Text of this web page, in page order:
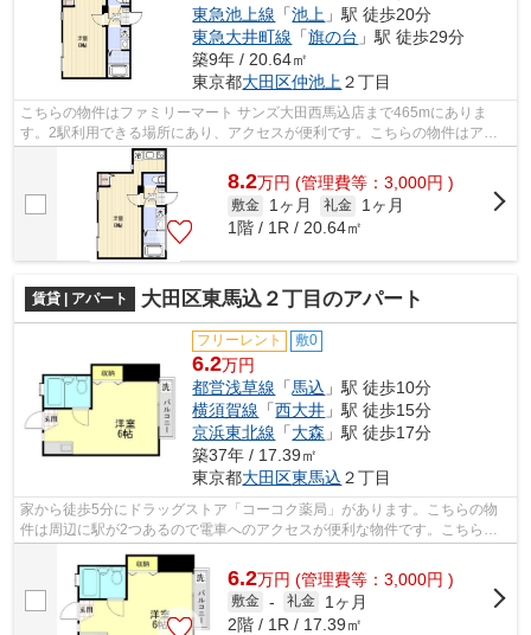
東急池上線 「池上 」駅 徒歩20分
東急大井町線 「旗の台 」駅 徒歩29分
築9年 / 20.64㎡
東京都大田区仲池上 ２丁目
こちらの物件はファミリーマート サンズ大田西馬込店まで465mにありま
す。2駅利用できる場所にあり、アクセスが便利です。こちらの物件はアパ
ートです。朝に慌てることなく行動するた...
8.2万円 (管理費等：3,000円 )
敷金 1ヶ月 礼金
1ヶ月
1階 / 1R / 20.64㎡
賃貸 | アパート 大田区東馬込２丁目のアパート
フリーレント 敷0
6.2万円
都営浅草線 「馬込 」駅 徒歩10分
横須賀線 「西大井 」駅 徒歩15分
京浜東北線 「大森 」駅 徒歩17分
築37年 / 17.39㎡
東京都大田区東馬込 ２丁目
家から徒歩5分にドラッグストア「コーコク薬局」があります。こちらの物
件は周辺に駅が2つあるので電車へのアクセスが便利な物件です。こちらの
物件はアパートです。幅広い層に好評な...
6.2万円 (管理費等：3,000円 )
敷金 - 礼金
1ヶ月
2階 / 1R / 17.39㎡